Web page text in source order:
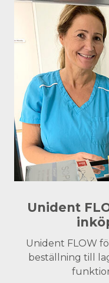
Unident
Unident FLOW
beställning till